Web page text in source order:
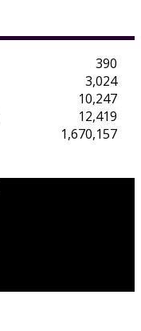
390
3,024
10,247
12,419
1,670,157